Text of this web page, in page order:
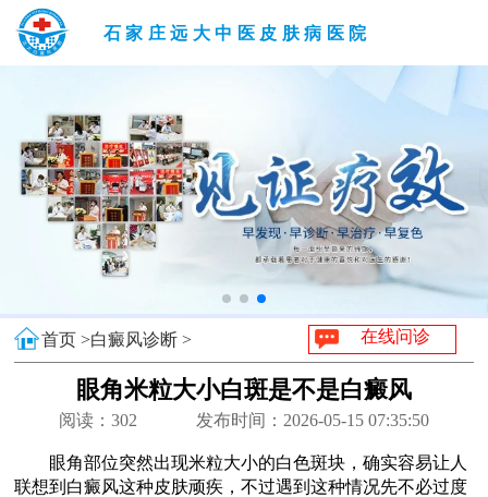
石家庄远大中医皮肤病医院
首页 >白癜风诊断 > 在线问诊
眼角米粒大小白斑是不是白癜风
阅读： 302 发布时间：2026-05-15 07:35:50
眼角部位突然出现米粒大小的白色斑块，确实容易让人
联想到白癜风这种皮肤顽疾，不过遇到这种情况先不必过度